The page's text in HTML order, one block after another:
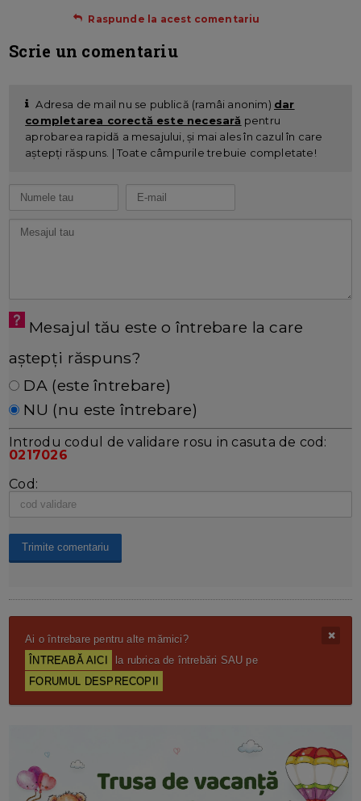
Raspunde la acest comentariu
Scrie un comentariu
Adresa de mail nu se publică (ramâi anonim) dar
completarea corectă este necesară pentru
aprobarea rapidă a mesajului, și mai ales în cazul în care
aștepți răspuns. | Toate câmpurile trebuie completate!
Mesajul tău este o întrebare la care
aștepți răspuns?
DA (este întrebare)
NU (nu este întrebare)
Introdu codul de validare rosu in casuta de cod:
0217026
Cod:
Ai o întrebare pentru alte mămici?
ÎNTREABĂ AICI
la rubrica de întrebări SAU pe
FORUMUL DESPRECOPII